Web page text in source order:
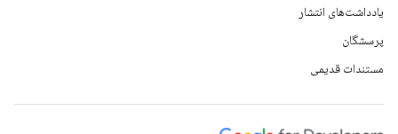
یادداشت‌های انتشار
پرسشگان
مستندات قدیمی